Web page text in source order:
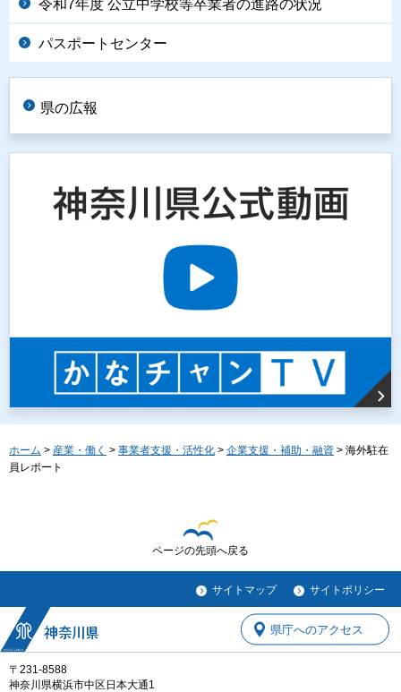
令和7年度 公立中学校等卒業者の進路の状況
パスポートセンター
県の広報
ホーム > 産業・働く > 事業者支援・活性化 > 企業支援・補助・融資 > 海外駐在
員レポート
ページの先頭へ戻る
サイトマップ サイトポリシー
〒231-8588
神奈川県横浜市中区日本大通1
県庁へのアクセス